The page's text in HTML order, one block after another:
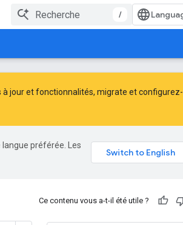
/
à jour et fonctionnalités, migrate etconfigurez-
préférée. Les
Ce contenu vous a-t-il été utile ?